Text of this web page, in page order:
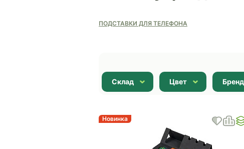
ПОДСТАВКИ ДЛЯ ТЕЛЕФОНА
Склад Цвет
Новинка